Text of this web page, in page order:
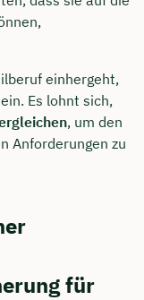
einhergeht,
Es lohnt sich,
, um den
Anforderungen zu
für